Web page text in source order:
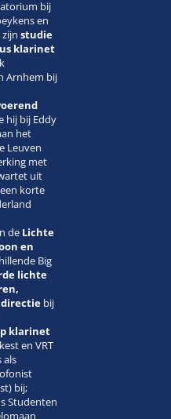
bij
en
zijn studie
klarinet
Arnhem bij
hij bij Eddy
het
Leuven
met
uit
korte
de Lichte
en
Big
lichte
bij
klarinet
en VRT
als
bij;
Studenten